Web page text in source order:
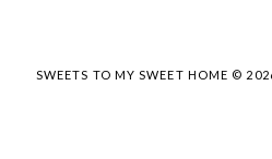
SWEETS TO MY SWEET HOME ©